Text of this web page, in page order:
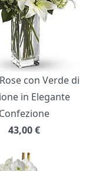
con Verde di
in Elegante
Confezione
43,00€